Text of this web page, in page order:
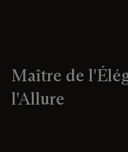
Maître de
l'Allure